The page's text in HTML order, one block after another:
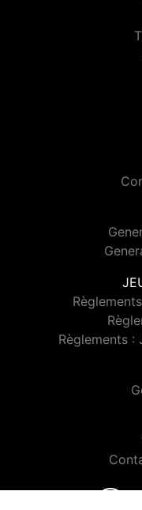
Règlements